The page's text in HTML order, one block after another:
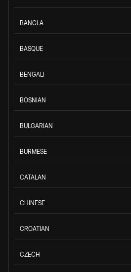
BANGLA
BASQUE
BENGALI
BOSNIAN
BULGARIAN
BURMESE
CATALAN
CHINESE
CROATIAN
CZECH